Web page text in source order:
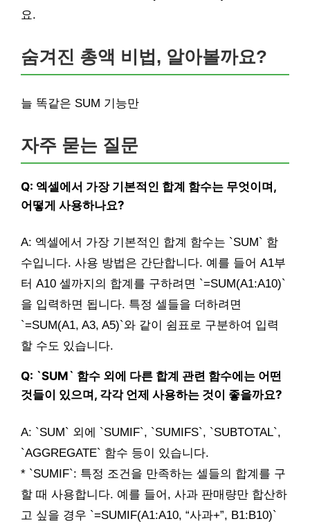
요.
숨겨진 총액 비법, 알아볼까요?
늘 똑같은 SUM 기능만
자주 묻는 질문
Q: 엑셀에서 가장 기본적인 합계 함수는 무엇이며,
어떻게 사용하나요?
A: 엑셀에서 가장 기본적인 합계 함수는 `SUM` 함
수입니다. 사용 방법은 간단합니다. 예를 들어 A1부
터 A10 셀까지의 합계를 구하려면 `=SUM(A1:A10)`
을 입력하면 됩니다. 특정 셀들을 더하려면
`=SUM(A1, A3, A5)`와 같이 쉼표로 구분하여 입력
할 수도 있습니다.
Q: `SUM` 함수 외에 다른 합계 관련 함수에는 어떤
것들이 있으며, 각각 언제 사용하는 것이 좋을까요?
A: `SUM` 외에 `SUMIF`, `SUMIFS`, `SUBTOTAL`,
`AGGREGATE` 함수 등이 있습니다.
* `SUMIF`: 특정 조건을 만족하는 셀들의 합계를 구
할 때 사용합니다. 예를 들어, 사과 판매량만 합산하
고 싶을 경우 `=SUMIF(A1:A10, “사과+”, B1:B10)`